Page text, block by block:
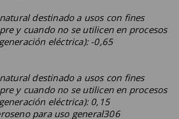
destinado a usos con fines
y cuando no se utilicen en procesos
eléctrica): -0,65
destinado a usos con fines
y cuando no se utilicen en procesos
eléctrica): 0,15
para uso general306